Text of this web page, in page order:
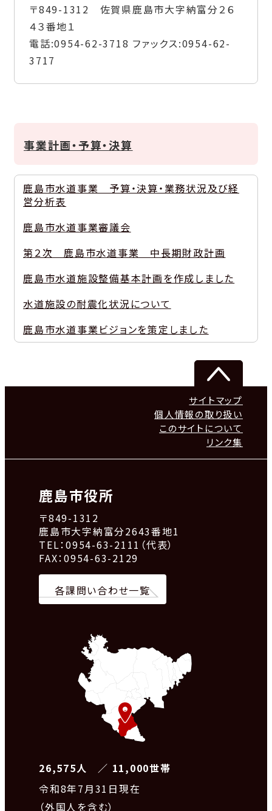
〒849-1312 佐賀県鹿島市大字納富分２６
４３番地１
電話:0954-62-3718 ファックス:0954-62-
3717
事業計画・予算・決算
鹿島市水道事業 予算・決算・業務状況及び経
営分析表
鹿島市水道事業審議会
第２次 鹿島市水道事業 中長期財政計画
鹿島市水道施設整備基本計画を作成しました
水道施設の耐震化状況について
鹿島市水道事業ビジョンを策定しました
サイトマップ
個人情報の取り扱い
このサイトについて
リンク集
鹿島市役所
〒849-1312
鹿島市大字納富分2643番地1
TEL：0954-63-2111（代表）
FAX：0954-63-2129
各課問い合わせ一覧
26,575人 ／ 11,000世帯
令和8年7月31日現在
（外国人を含む）